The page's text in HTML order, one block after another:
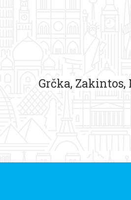
Grčka,